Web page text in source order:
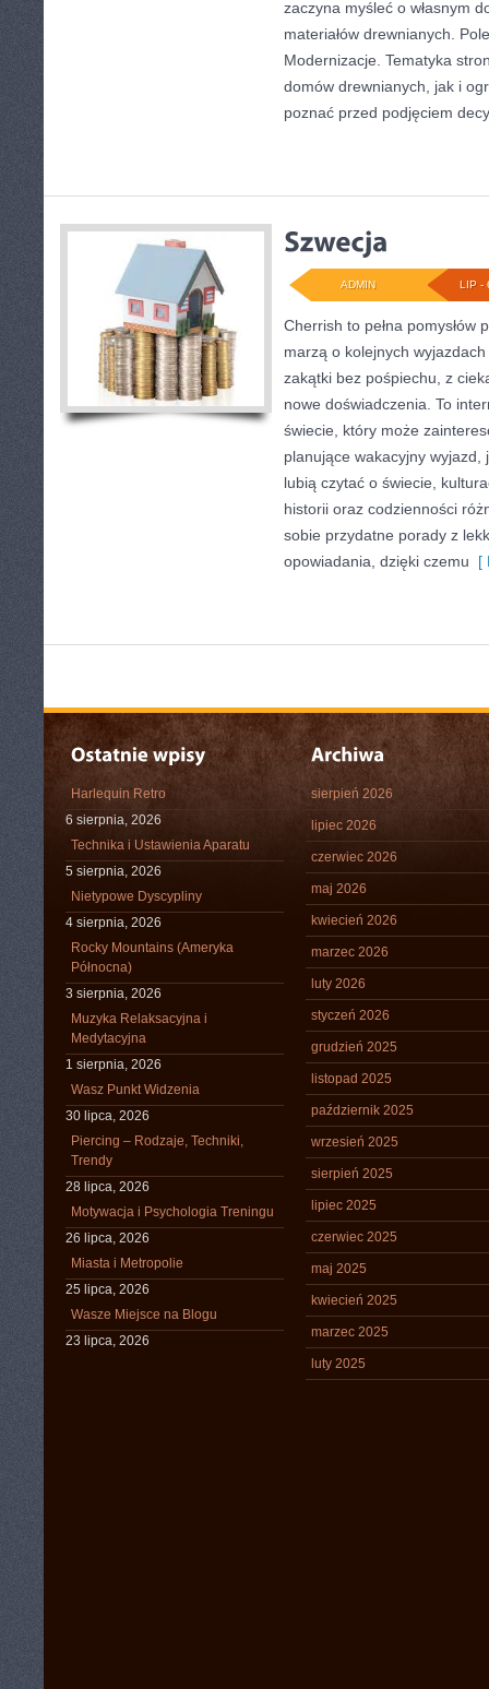
zaczyna myśleć o własnym
materiałów drewnianych.
Modernizacje. Tematyka
domów drewnianych, jak i
poznać przed podjęciem
LIP -
ADMIN
Cherrish to pełna pomysłów
marzą o kolejnych
zakątki bez pośpiechu, z
nowe doświadczenia. To
świecie, który może
planujące wakacyjny
lubią czytać o świecie,
historii oraz codzienności
sobie przydatne porady z
opowiadania, dzięki czemu [
Harlequin Retro
6 sierpnia, 2026
Technika i Ustawienia Aparatu
5 sierpnia, 2026
Nietypowe Dyscypliny
4 sierpnia, 2026
Rocky Mountains (Ameryka
Północna)
3 sierpnia, 2026
Muzyka Relaksacyjna i
Medytacyjna
1 sierpnia, 2026
Wasz Punkt Widzenia
30 lipca, 2026
Piercing – Rodzaje, Techniki,
Trendy
28 lipca, 2026
Motywacja i Psychologia Treningu
26 lipca, 2026
Miasta i Metropolie
25 lipca, 2026
Wasze Miejsce na Blogu
23 lipca, 2026
sierpień 2026
lipiec 2026
czerwiec 2026
maj 2026
kwiecień 2026
marzec 2026
luty 2026
styczeń 2026
grudzień 2025
listopad 2025
październik 2025
wrzesień 2025
sierpień 2025
lipiec 2025
czerwiec 2025
maj 2025
kwiecień 2025
marzec 2025
luty 2025